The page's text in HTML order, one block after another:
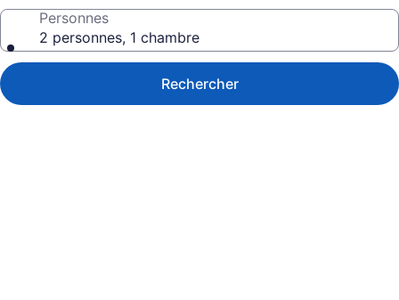
Personnes
2 personnes, 1 chambre
Rechercher